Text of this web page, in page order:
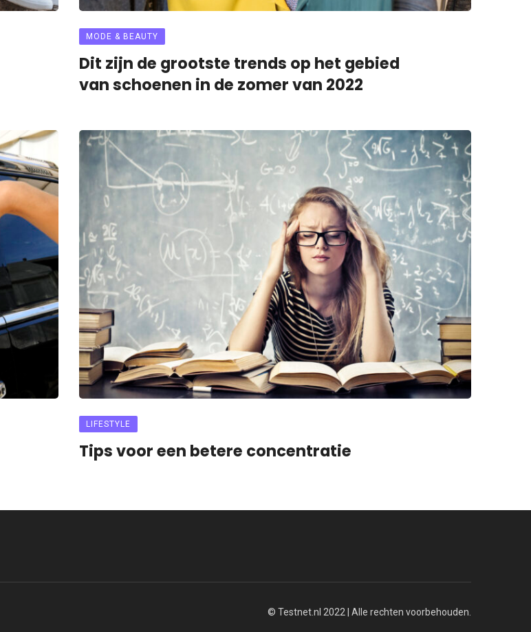
MODE & BEAUTY
Dit zijn de grootste trends op het gebied
van schoenen in de zomer van 2022
LIFESTYLE
Tips voor een betere concentratie
© Testnet.nl 2022 | Alle rechten voorbehouden.